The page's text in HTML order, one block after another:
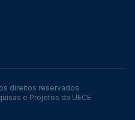
direitos reservados
e Projetos da UECE